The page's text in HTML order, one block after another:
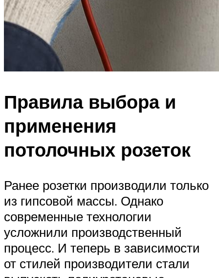
Правила выбора и
применения
потолочных розеток
Ранее розетки производили только
из гипсовой массы. Однако
современные технологии
усложнили производственный
процесс. И теперь в зависимости
от стилей производители стали